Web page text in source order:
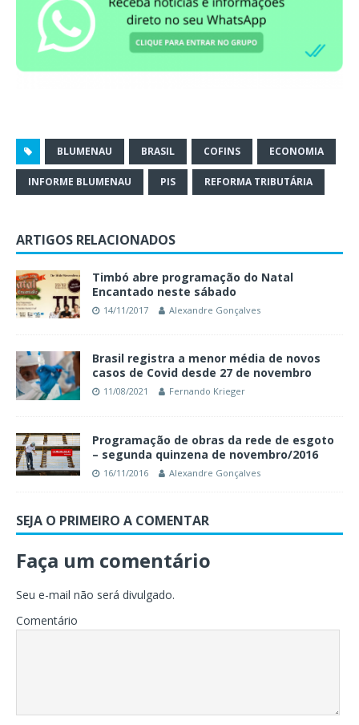
BLUMENAU BRASIL COFINS ECONOMIA
INFORME BLUMENAU PIS REFORMA TRIBUTÁRIA
ARTIGOS RELACIONADOS
Timbó abre programação do Natal
Encantado neste sábado
14/11/2017 Alexandre Gonçalves
Brasil registra a menor média de novos
casos de Covid desde 27 de novembro
11/08/2021 Fernando Krieger
Programação de obras da rede de esgoto
– segunda quinzena de novembro/2016
16/11/2016 Alexandre Gonçalves
SEJA O PRIMEIRO A COMENTAR
Faça um comentário
Seu e-mail não será divulgado.
Comentário